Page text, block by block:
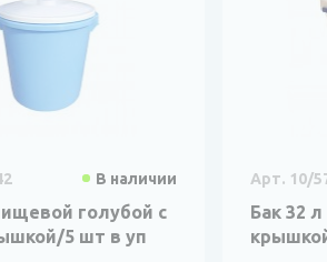
В наличии
голубой с
5 шт в уп
Арт. 10/
Бак 32